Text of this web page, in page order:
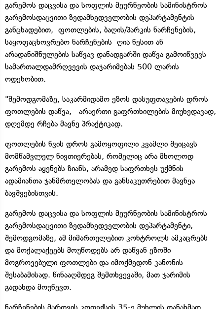
გარემოს დაცვისა და სოფლის მეურნეობის სამინისტროს
გარემოსდაცვითი ზედამხედველობის დეპარტამენტის
განცხადებით, ფოთლების, ბაღის/პარკის ნარჩენების,
საყოფაცხოვრებო ნარჩენების ღია წესით ან
არადანიშნულების საწვავ დანადგარში დაწვა გამოიწვევს
სამართალდამრღვევის დაჯარიმებას 500 ლარის
ოდენობით.
"შემოდგომაზე, საკარმიდამო ეზოს დასუფთავების დროს
ფოთლების დაწვა, არაერთი გაფრთხილების მიუხედავად,
დღემდე რჩება მავნე პრაქტიკად.
ფოთლების წვის დროს გამოყოფილი კვამლი შეიცავს
მომწამვლელ ნივთიერებას, რომელიც არა მხოლოდ
გარემოს აყენებს ზიანს, არამედ საფრთხეს უქმნის
ადამიანთა ჯანმრთელობას და განსაკუთრებით მავნეა
ბავშვებისთვის.
გარემოს დაცვისა და სოფლის მეურნეობის სამინისტროს
გარემოსდაცვითი ზედამხედველობის დეპარტამენტი,
შემოდგომაზე, ამ მიმართულებით კონტროლს ამკაცრებს
და მოქალაქეებს მოუწოდებს არ დაწვან ეზოში
მოგროვებული ფოთლები და იმოქმედონ კანონის
შესაბამისად. წინააღმდეგ შემთხვევაში, მათ ჯარიმის
გადახდა მოუწევთ.